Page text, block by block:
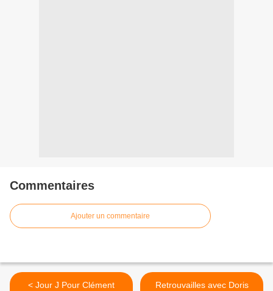
Commentaires
Ajouter un commentaire
< Jour J Pour Clément
Retrouvailles avec Doris